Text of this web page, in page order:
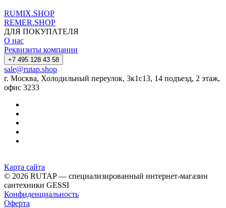
RUMIX.SHOP
REMER.SHOP
ДЛЯ ПОКУПАТЕЛЯ
О нас
Реквизиты компании
+7 495 128 43 58
sale@rutap.shop
г. Москва, Холодильный переулок, 3к1с13, 14 подъезд, 2 этаж,
офис 3233
Карта сайта
© 2026 RUTAP — специализированный интернет-магазин
сантехники GESSI
Конфиденциальность
Оферта